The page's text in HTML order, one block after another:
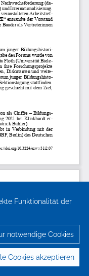
Funktionalität der
notwendige Cookies
Cookies akzeptieren